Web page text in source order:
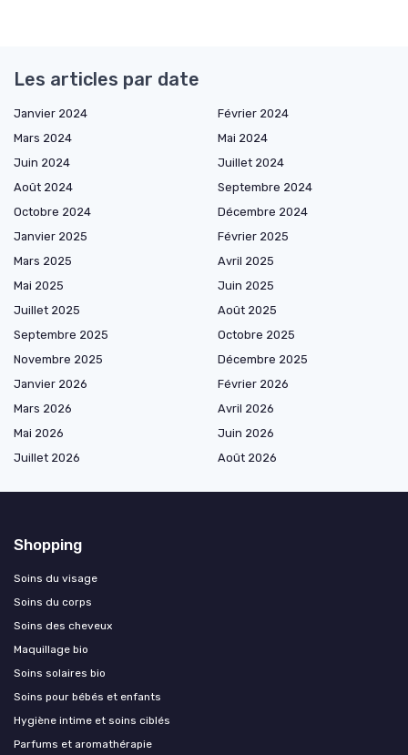
Les articles par date
Janvier 2024
Février 2024
Mars 2024
Mai 2024
Juin 2024
Juillet 2024
Août 2024
Septembre 2024
Octobre 2024
Décembre 2024
Janvier 2025
Février 2025
Mars 2025
Avril 2025
Mai 2025
Juin 2025
Juillet 2025
Août 2025
Septembre 2025
Octobre 2025
Novembre 2025
Décembre 2025
Janvier 2026
Février 2026
Mars 2026
Avril 2026
Mai 2026
Juin 2026
Juillet 2026
Août 2026
Shopping
Soins du visage
Soins du corps
Soins des cheveux
Maquillage bio
Soins solaires bio
Soins pour bébés et enfants
Hygiène intime et soins ciblés
Parfums et aromathérapie